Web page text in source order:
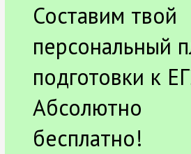
Составим твой
персональный
подготовки к
Абсолютно
бесплатно!